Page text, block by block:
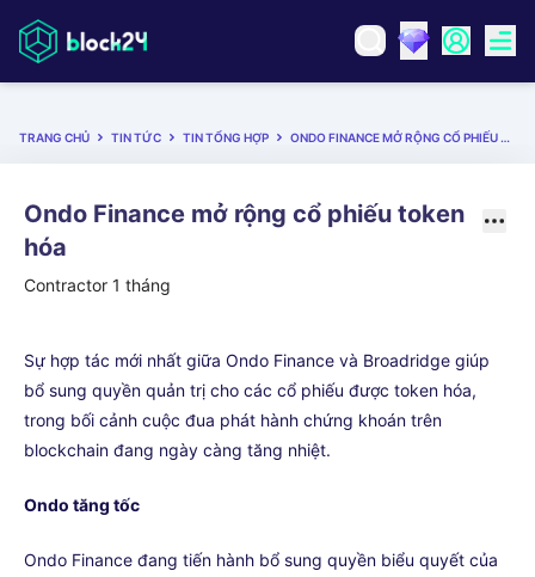
TRANG CHỦ TIN TỨC TIN TỔNG HỢP ONDO FINANCE MỞ RỘNG CỔ PHIẾU TOKEN HÓA
Ondo Finance mở rộng cổ phiếu token
hóa
Contractor 1 tháng
Sự hợp tác mới nhất giữa Ondo Finance và Broadridge giúp
bổ sung quyền quản trị cho các cổ phiếu được token hóa,
trong bối cảnh cuộc đua phát hành chứng khoán trên
blockchain đang ngày càng tăng nhiệt.
Ondo tăng tốc
Ondo Finance đang tiến hành bổ sung quyền biểu quyết của